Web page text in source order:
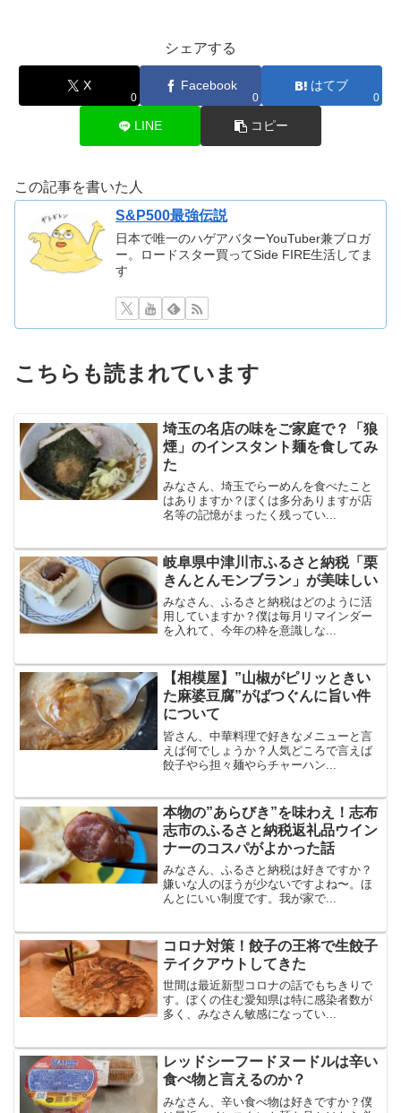
シェアする
X
0
Facebook
0
はてブ
0
LINE コピー
この記事を書いた人
S&P500最強伝説
日本で唯一のハゲアバターYouTuber兼ブロガ
ー。ロードスター買ってSide FIRE生活してま
す
こちらも読まれています
埼玉の名店の味をご家庭で？「狼
煙」のインスタント麺を食してみ
た
みなさん、埼玉でらーめんを食べたこと
はありますか？ぼくは多分ありますが店
名等の記憶がまったく残ってい...
岐阜県中津川市ふるさと納税「栗
きんとんモンブラン」が美味しい
みなさん、ふるさと納税はどのように活
用していますか？僕は毎月リマインダー
を入れて、今年の枠を意識しな...
【相模屋】”山椒がピリッときい
た麻婆豆腐”がばつぐんに旨い件
について
皆さん、中華料理で好きなメニューと言
えば何でしょうか？人気どころで言えば
餃子やら担々麺やらチャーハン...
本物の”あらびき”を味わえ！志布
志市のふるさと納税返礼品ウイン
ナーのコスパがよかった話
みなさん、ふるさと納税は好きですか？
嫌いな人のほうが少ないですよね〜。ほ
んとにいい制度です。我が家で...
コロナ対策！餃子の王将で生餃子
テイクアウトしてきた
世間は最近新型コロナの話でもちきりで
す。ぼくの住む愛知県は特に感染者数が
多く、みなさん敏感になってい...
レッドシーフードヌードルは辛い
食べ物と言えるのか？
みなさん、辛い食べ物は好きですか？僕